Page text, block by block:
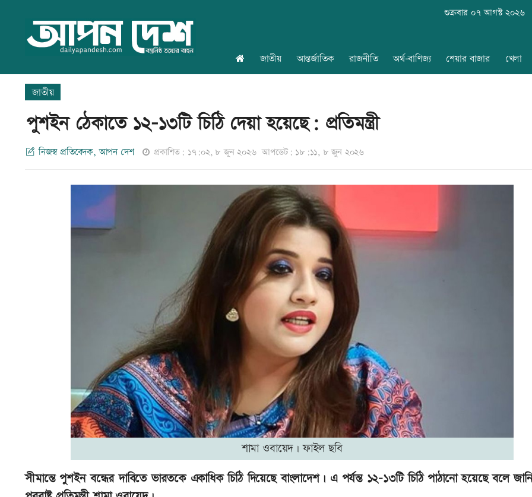
শুক্রবার ০৭ আগস্ট ২০২৬
জাতীয় আন্তর্জাতিক রাজনীতি অর্থ-বাণিজ্য শেয়ার বাজার খেলা
জাতীয়
পুশইন ঠেকাতে ১২-১৩টি চিঠি দেয়া হয়েছে: প্রতিমন্ত্রী
নিজস্ব প্রতিবেদক, আপন দেশ প্রকাশিত: ১৭:০২, ৮ জুন ২০২৬ আপডেট: ১৮:১১, ৮ জুন ২০২৬
শামা ওবায়েদ। ফাইল ছবি
সীমান্তে পুশইন বন্ধের দাবিতে ভারতকে একাধিক চিঠি দিয়েছে বাংলাদেশ। এ পর্যন্ত ১২-১৩টি চিঠি পাঠানো হয়েছে বলে